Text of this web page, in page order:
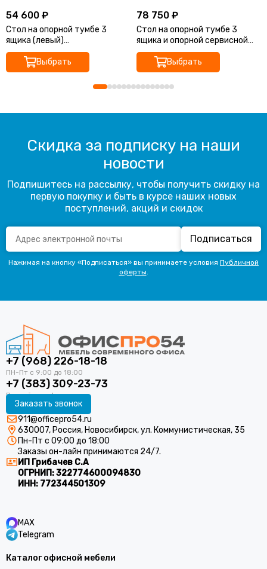
54 600 ₽
Стол на опорной тумбе 3
ящика (левый)
200(+0/15/30)х90х73.5см
Выбрать
78 750 ₽
Стол на опорной тумбе 3
ящика и опорной сервисной
тумбе (правый)
200(+0/15/30/45/60)х180х73
.5см
Выбрать
Скидка за подписку на наши
новости
Подпишитесь на рассылку, чтобы получить скидку на
первую покупку и быть в курсе наших новых
поступлений, акций и скидок
Подписаться
Нажимая на кнопку «Подписаться» вы принимаете условия Публичной
оферты.
+7 (968) 226-18-18
+7 (383) 309-23-73
Заказать звонок
911@officepro54.ru
630007, Россия, Новосибирск, ул. Коммунистическая, 35
Пн-Пт с 09:00 до 18:00
Заказы он-лайн принимаются 24/7.
ИП Грибачев С.А
ОГРНИП:322774600094830
ИНН: 772344501309
MAX
Telegram
Каталог офисной мебели